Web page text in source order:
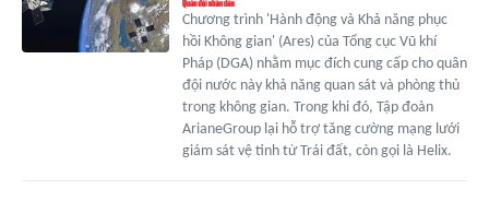
Chương trình 'Hành động và Khả năng phục
hồi Không gian' (Ares) của Tổng cục Vũ khí
Pháp (DGA) nhằm mục đích cung cấp cho quân
đội nước này khả năng quan sát và phòng thủ
trong không gian. Trong khi đó, Tập đoàn
ArianeGroup lại hỗ trợ tăng cường mạng lưới
giám sát vệ tinh từ Trái đất, còn gọi là Helix.